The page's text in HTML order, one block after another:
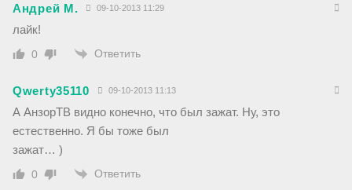
Андрей М. 09-10-2013 11:29
лайк!
0 Ответить
Qwerty35110 09-10-2013 11:13
А АнзорТВ видно конечно, что был зажат. Ну, это
естественно. Я бы тоже был
зажат… )
0 Ответить